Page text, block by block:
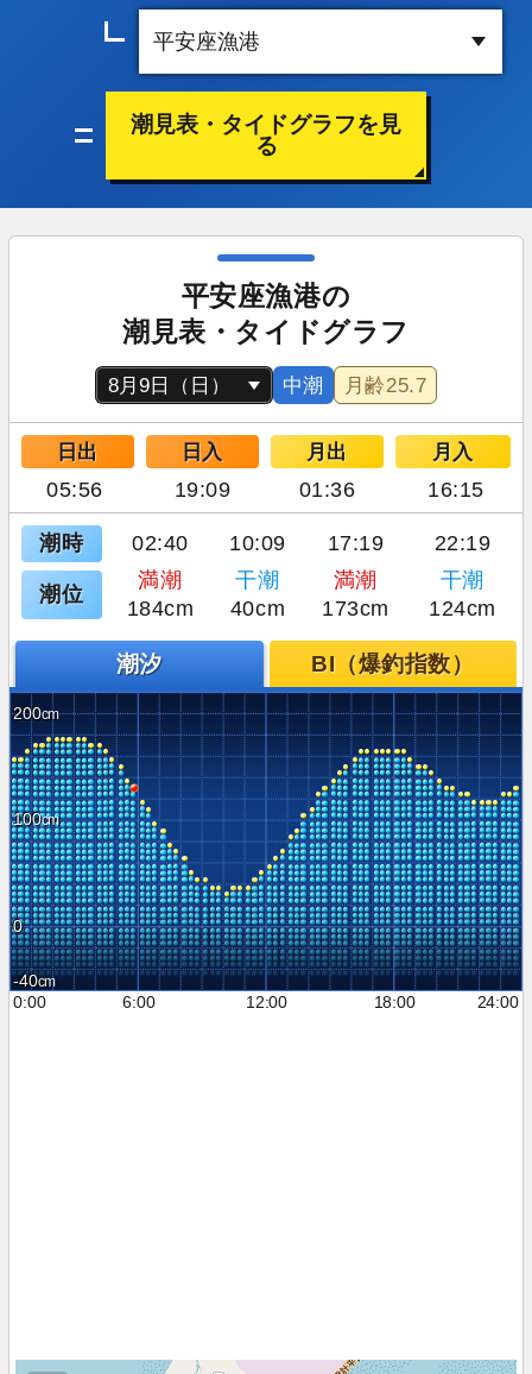
潮見表・タイドグラフを見
る
平安座漁港の
潮見表・タイドグラフ
中潮 月齢25.7
日出 日入 月出 月入
05:56 19:09 01:36 16:15
潮時 02:40 10:09 17:19 22:19
潮位
満潮 干潮 満潮
干潮
184cm
40cm 173cm 124cm
潮汐 BI（爆釣指数）
200
100
0
-40
0:00
6:00 12:00 18:00 24:00